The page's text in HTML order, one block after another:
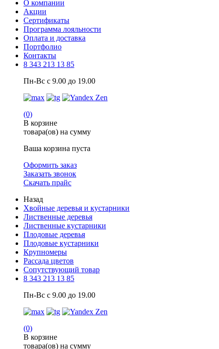
О компании
Акции
Сертификаты
Программа лояльности
Оплата и доставка
Портфолио
Контакты
8 343 213 13 85
Пн-Вс с 9.00 до 19.00
(0)
В корзине
товара(ов) на сумму
Ваша корзина пуста
Оформить заказ
Заказать звонок
Скачать прайс
Назад
Хвойные деревья и кустарники
Лиственные деревья
Лиственные кустарники
Плодовые деревья
Плодовые кустарники
Крупномеры
Рассада цветов
Сопутствующий товар
8 343 213 13 85
Пн-Вс с 9.00 до 19.00
(0)
В корзине
товара(ов) на сумму